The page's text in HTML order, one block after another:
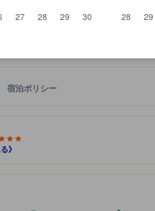
27 28 29
30
28
29
宿泊ポリシー
予測される快適さや客室のレベルを示
》